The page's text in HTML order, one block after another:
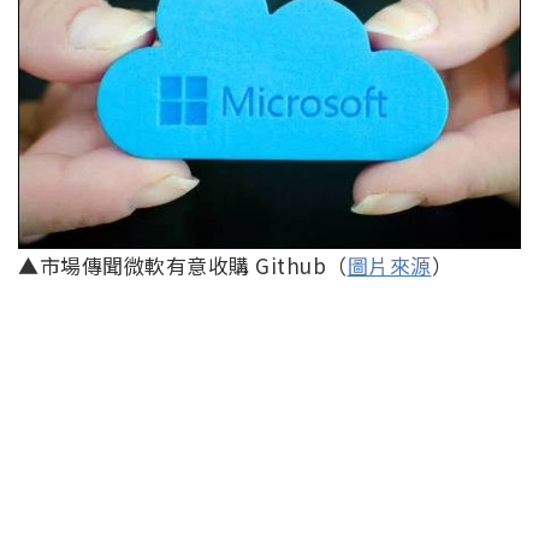
▲市場傳聞微軟有意收購 Github（圖片來源）